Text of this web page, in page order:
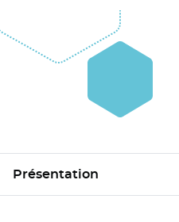
Présentation